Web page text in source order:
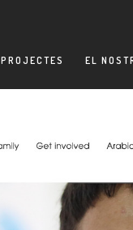
PROJECTES EL